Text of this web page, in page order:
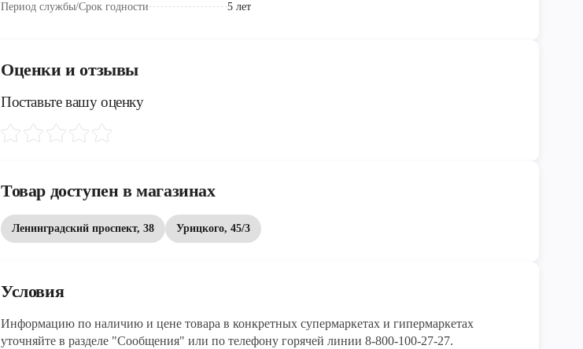
Период службы/Срок годности 5 лет
Оценки и отзывы
Поставьте вашу оценку
Товар доступен в магазинах
Ленинградский проспект, 38 Урицкого, 45/3
Условия
Информацию по наличию и цене товара в конкретных супермаркетах и гипермаркетах
уточняйте в разделе "Сообщения" или по телефону горячей линии 8-800-100-27-27.